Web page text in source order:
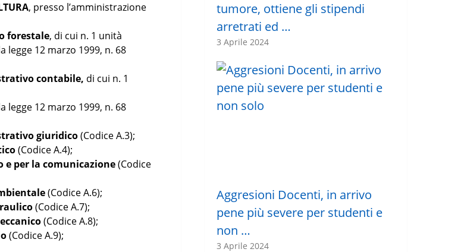
, presso l’amministrazione
forestale, di cui n. 1 unità
12 marzo 1999, n. 68
contabile, di cui n. 1
12 marzo 1999, n. 68
giuridico(Codice A.3);
(Codice A.4);
per la comunicazione(Codice
(Codice A.6);
(Codice A.7);
(Codice A.8);
(Codice A.9);
tumore, ottiene gli stipendi
arretrati ed …
3 Aprile 2024
Aggresioni Docenti, in arrivo
pene più severe per studenti e
non …
3 Aprile 2024